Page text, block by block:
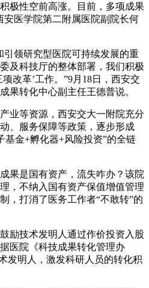
极性空前高涨。目前，多项成果
安医学院第二附属医院副院长何
领研究型医院可持续发展的重
及科技厅的整体部署，我们积极
改革’工作。”9月18日，西安交
果转化中心副主任王德普说。
等资源，西安交大一附院充分
、服务保障等政策，逐步形成
基金+孵化器+风险投资”的全链
是国有资产，流失咋办？该院
，不纳入国有资产保值增值管理
，打消了医务工作者“不敢转”的
技术发明人通过作价投资入股
医院《科技成果转化管理办
发明人，激发科研人员的转化积